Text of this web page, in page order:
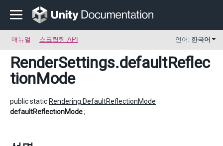
매뉴얼 스크립팅 API 언어: 한국어
RenderSettings.defaultReflec
tionMode
public static Rendering.DefaultReflectionMode
defaultReflectionMode;